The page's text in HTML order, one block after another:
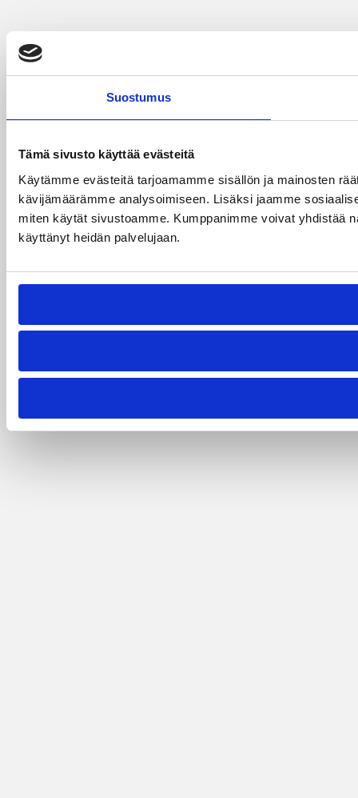
Suostumus
Tämä sivusto käyttää evästeitä
Käytämme evästeitä tarjoamamme sisällön ja mainosten
kävijämäärämme analysoimiseen. Lisäksi jaamme
miten käytät sivustoamme. Kumppanimme voivat yhdistää
käyttänyt heidän palvelujaan.